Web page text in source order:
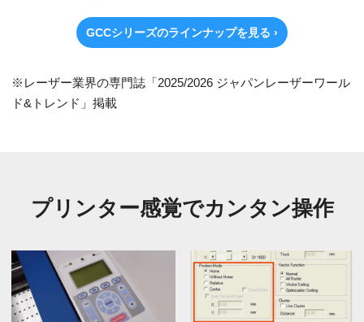
GCCシリーズのラインナップを見る ›
※レーザー業界の専門誌「2025/2026 ジャパンレーザーワール
ド&トレンド」掲載
プリンター感覚でカンタン操作